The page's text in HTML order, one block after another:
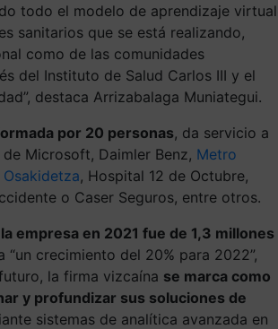
todo el modelo de aprendizaje virtual
sanitarios que se está realizando,
como de las comunidades
del Instituto de Salud Carlos III y el
destaca Arrizabalaga Muniategui.
por 20 personas, da servicio a
Microsoft, Daimler Benz, Metro
Osakidetza, Hospital 12 de Octubre,
o Caser Seguros, entre otros.
empresa en 2021 fue de 1,3 millones
“un crecimiento del 20% para 2022”,
la firma vizcaína se marca como
y profundizar sus soluciones de
sistemas de analítica avanzada en